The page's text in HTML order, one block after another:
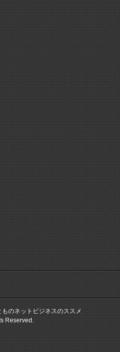
のネットビジネスのススメ
Reserved.